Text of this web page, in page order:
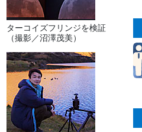
ターコイズフリンジを検証
（撮影／沼澤茂美）